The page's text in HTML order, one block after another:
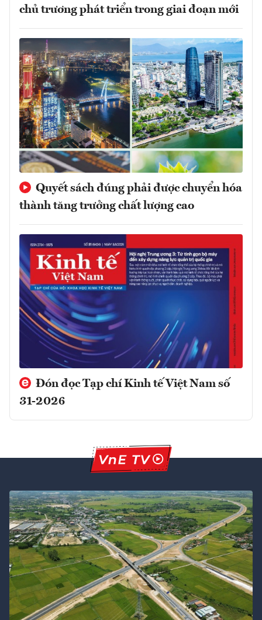
chủ trương phát triển trong giai đoạn mới
Quyết sách đúng phải được chuyển hóa
thành tăng trưởng chất lượng cao
Đón đọc Tạp chí Kinh tế Việt Nam số
31-2026